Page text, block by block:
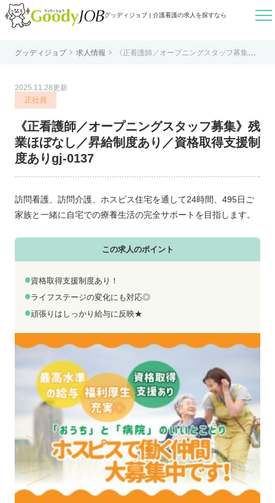
グッディジョブ | 介護看護の求人を探すなら 
はじめての方へ
個人情報保護方針
お知らせ
お問い合わせ
お電話でのお問い合わせ
平日 9:00～18:00
0800-555-1109
グッディジョブ  求人情報 
《正看護師／オープニングスタッフ募集》
2025.11.28更新
正社員
《正看護師／オープニングスタッフ募集》残
業ほぼなし／昇給制度あり／資格取得支援制
度ありgj-0137
訪問看護、訪問介護、ホスピス住宅を通して24時間、495日ご
家族と一緒に自宅での療養生活の完全サポートを目指します。
この求人のポイント
資格取得支援制度あり！
ライフステージの変化にも対応◎
頑張りはしっかり給与に反映★